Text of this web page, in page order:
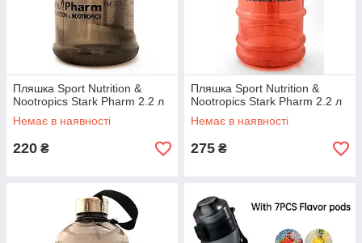
Пляшка Sport Nutrition &
Nootropics Stark Pharm 2.2 л
Немає в наявності
220 ₴
Пляшка Sport Nutrition &
Nootropics Stark Pharm 2.2 л
Немає в наявності
275 ₴